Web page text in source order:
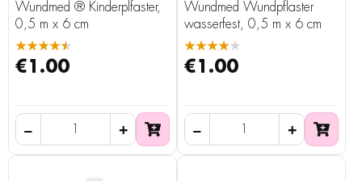
Wundmed ® Kinderplfaster,
0,5 m x 6 cm
★★★★★
€1.00
Wundmed Wundpflaster
wasserfest, 0,5 m x 6 cm
★★★★★
€1.00